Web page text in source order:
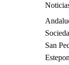
San